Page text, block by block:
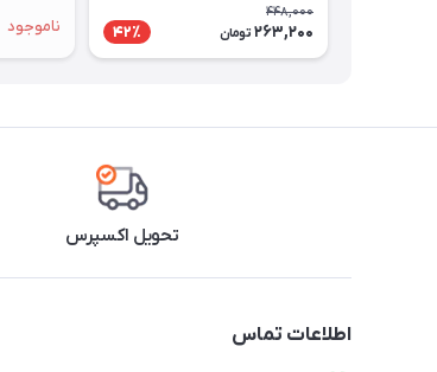
448,000
263,200 تومان 42٪ ناموجود
تحویل اکسپرس
اطلاعات تماس